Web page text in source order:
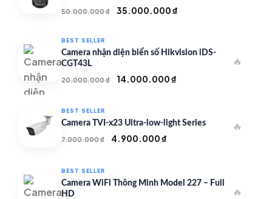
50.000.000₫
Giá
50.000.000 ₫.
35.000.000₫
là:
35.000.000 ₫.
BEST SELLER
Camera nhận diện biển số Hikvision iDS-
CGT43L
20.000.000₫
Giá
20.000.000 ₫.
14.000.000₫
là:
14.000.000 ₫.
🔥
BEST SELLER
Camera TVI-x23 Ultra-low-light Series
7.000.000₫
Giá
7.000.000 ₫.
4.900.000₫
là:
🔥
BEST SELLER
Camera WiFi Thông Minh Model 227 – Full
HD
🔥